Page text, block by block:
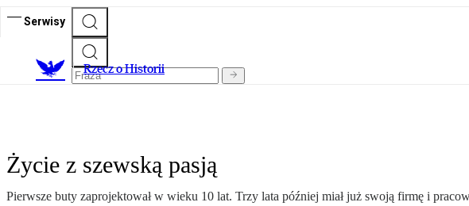
Serwisy
Rzecz o Historii
Życie z szewską pasją
Pierwsze buty zaprojektował w wieku 10 lat. Trzy lata później miał już swoją firmę i